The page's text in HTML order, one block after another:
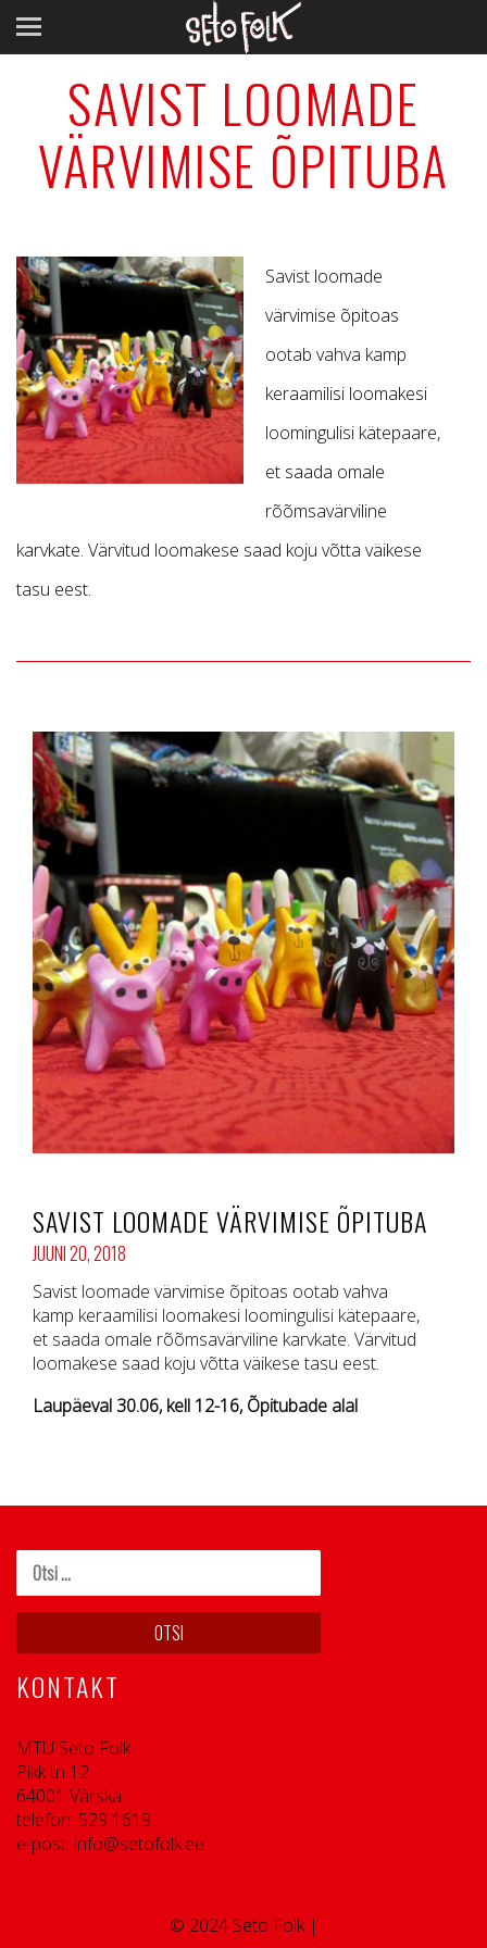
SAVIST LOOMADE
VÄRVIMISE ÕPITUBA
Savist loomade
värvimise õpitoas
ootab vahva kamp
keraamilisi loomakesi
loomingulisi kätepaare,
et saada omale
rõõmsavärviline
karvkate. Värvitud loomakese saad koju võtta väikese
tasu eest.
SAVIST LOOMADE VÄRVIMISE ÕPITUBA
JUUNI 20, 2018
Savist loomade värvimise õpitoas ootab vahva
kamp keraamilisi loomakesi loomingulisi kätepaare,
et saada omale rõõmsavärviline karvkate. Värvitud
loomakese saad koju võtta väikese tasu eest.
Laupäeval 30.06, kell 12-16, Õpitubade alal
KONTAKT
MTÜ Seto Folk
Pikk tn 12
64001 Värska
telefon: 529 1619
e-post: info@setofolk.ee
© 2024 Seto Folk |